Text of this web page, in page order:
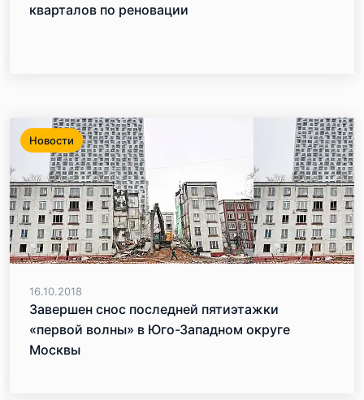
кварталов по реновации
Новости
16.10.2018
Завершен снос последней пятиэтажки
«первой волны» в Юго-Западном округе
Москвы